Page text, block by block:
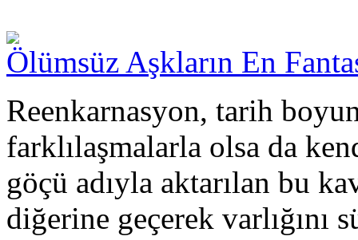
Ölümsüz Aşkların En
Reenkarnasyon, tarih
farklılaşmalarla olsa da
göçü adıyla aktarılan bu
diğerine geçerek varlığını